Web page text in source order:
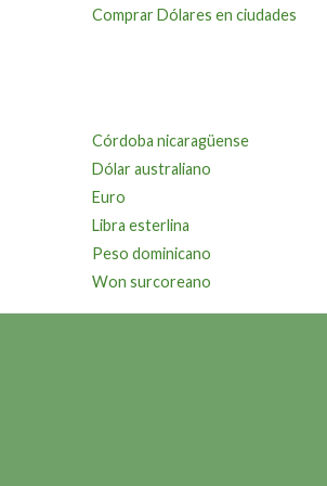
Comprar Dólares en ciudades
Córdoba nicaragüense
Dólar australiano
Euro
Libra esterlina
Peso dominicano
Won surcoreano